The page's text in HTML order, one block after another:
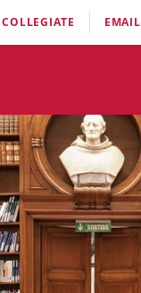
COLLEGIATE EMAIL